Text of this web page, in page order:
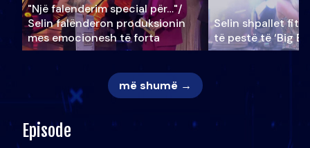
"Një falenderim special për…"/
Selin falënderon produksionin
mes emocionesh të forta
Selin shpallet
të pestë të ‘Big
më shumë →
Episode